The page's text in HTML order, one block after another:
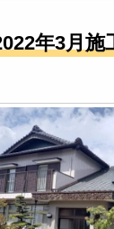
年3月施